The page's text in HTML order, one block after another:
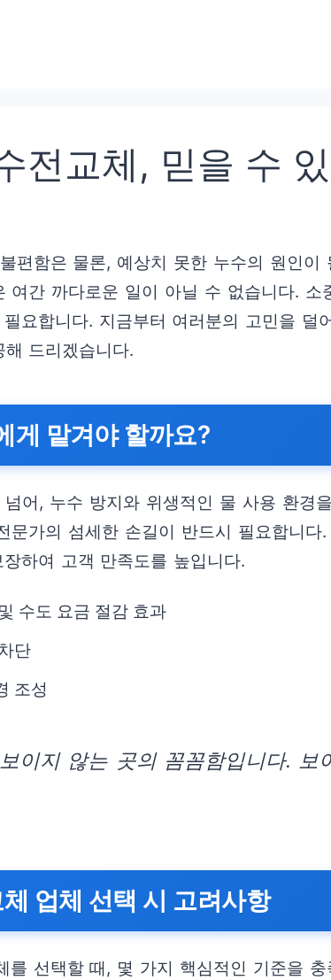
전교체, 믿을 수
편함은 물론, 예상치 못한 누수의 원인
여간 까다로운 일이 아닐 수 없습니다.
요합니다. 지금부터 여러분의 고민을
드리겠습니다.
게 맡겨야 할까요?
어, 누수 방지와 위생적인 물 사용 환
문가의 섬세한 손길이 반드시 필요합니
하여 고객 만족도를 높입니다.
수도 요금 절감 효과
단
조성
이지 않는 곳의 꼼꼼함입니다.
업체 선택 시 고려사항
를 선택할 때, 몇 가지 핵심적인 기준을